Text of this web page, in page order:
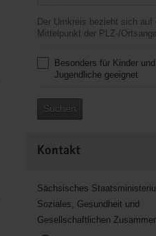
Der Umkreis bezieht sich auf
Mittelpunkt der PLZ-/
Besonders für Kinder und
Jugendliche geeignet
Suchen
Kontakt
Sächsisches
Soziales, Gesundheit und
Gesellschaftlichen